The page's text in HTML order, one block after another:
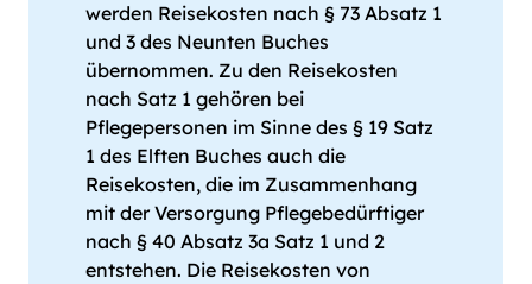
werden Reisekosten nach § 73 Absatz 1
und 3 des Neunten Buches
übernommen. Zu den Reisekosten
nach Satz 1 gehören bei
Pflegepersonen im Sinne des § 19 Satz
1 des Elften Buches auch die
Reisekosten, die im Zusammenhang
mit der Versorgung Pflegebedürftiger
nach § 40 Absatz 3a Satz 1 und 2
entstehen. Die Reisekosten von